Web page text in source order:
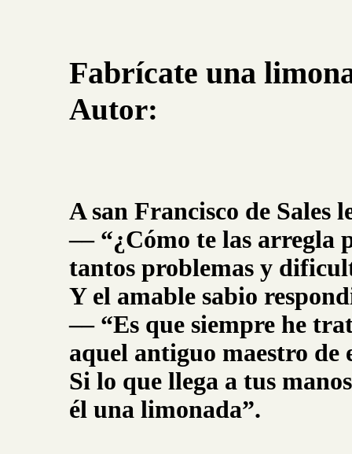
Fabrícate una
Autor:
A san Francisco de
–– “¿Cómo te las arregla
tantos problemas y
Y el amable sabio
–– “Es que siempre he
aquel antiguo maestro
Si lo que llega a tus
él una limonada”.